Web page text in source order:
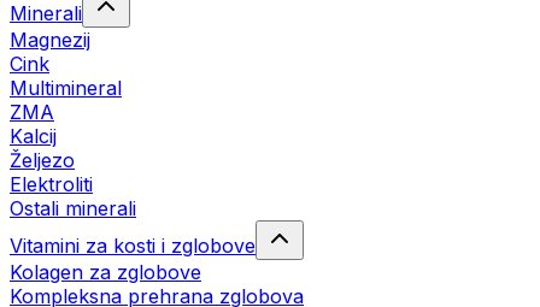
Minerali
Magnezij
Cink
Multimineral
ZMA
Kalcij
Željezo
Elektroliti
Ostali minerali
Vitamini za kosti i zglobove
Kolagen za zglobove
Kompleksna prehrana zglobova